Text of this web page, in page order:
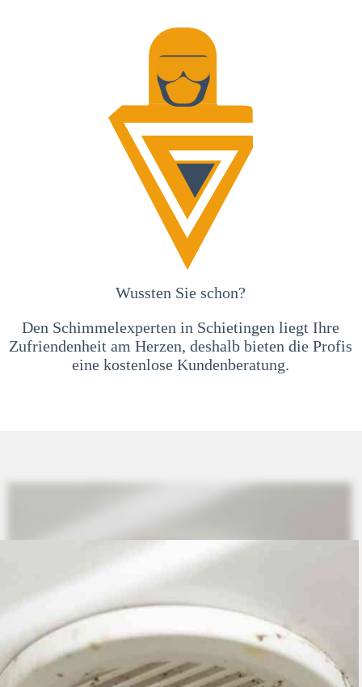
Wussten Sie schon?
Den Schimmelexperten in Schietingen liegt Ihre
Zufriendenheit am Herzen, deshalb bieten die Profis
eine kostenlose Kundenberatung.